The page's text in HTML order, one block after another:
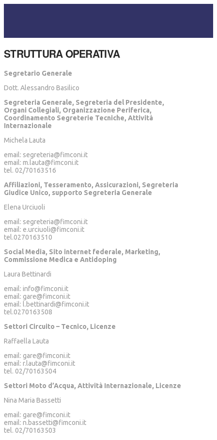
STRUTTURA OPERATIVA
Segretario Generale
Dott. Alessandro Basilico
Segreteria Generale, Segreteria del Presidente,
Organi Collegiali, Organizzazione Periferica,
Coordinamento Segreterie Tecniche, Attività
Internazionale
Michela Lauta
email: segreteria@fimconi.it
email: m.lauta@fimconi.it
tel. 02/70163516
Affiliazioni, Tesseramento, Assicurazioni, Segreteria
Giudice Unico, supporto Segreteria Generale
Elena Urciuoli
email: segreteria@fimconi.it
email: e.urciuoli@fimconi.it
tel.0270163510
Social Media, Sito internet federale, Marketing,
Commissione Medica e Antidoping
Laura Bettinardi
email: info@fimconi.it
email: gare@fimconi.it
email: l.bettinardi@fimconi.it
tel.0270163508
Settori Circuito – Tecnico, Licenze
Raffaella Lauta
email: gare@fimconi.it
email: r.lauta@fimconi.it
tel. 02/70163504
Settori Moto d’Acqua, Attività Internazionale, Licenze
Nina Maria Bassetti
email: gare@fimconi.it
email: n.bassetti@fimconi.it
tel. 02/70163503